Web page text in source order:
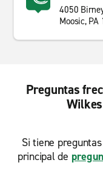
4050
Moosic, PA
Preguntas
Si tiene
principal de